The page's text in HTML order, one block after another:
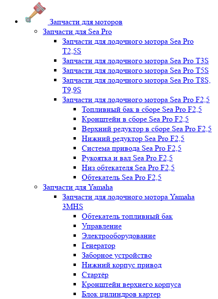
Запчасти для моторов
Запчасти для Sea Pro
Запчасти для лодочного мотора Sea Pro
Т2,5S
Запчасти для лодочного мотора Sea Pro Т3S
Запчасти для лодочного мотора Sea Pro Т5S
Запчасти для лодочного мотора Sea Pro Т8S,
T9,9S
Запчасти для лодочного мотора Sea Pro F2,5
Топливный бак в сборе Sea Pro F2,5
Кронштейн в сборе Sea Pro F2,5
Верхний редуктор в сборе Sea Pro F2,5
Нижний редуктор Sea Pro F2,5
Система привода Sea Pro F2,5
Рукоятка и вал Sea Pro F2,5
Низ обтекателя Sea Pro F2,5
Обтекатель Sea Pro F2,5
Запчасти для Yamaha
Запчасти для лодочного мотора Yamaha
3MHS
Обтекатель топливный бак
Управление
Электрооборудование
Генератор
Заборное устройство
Нижний корпус привод
Стартёр
Кронштейн верхнего корпуса
Блок цилиндров картер